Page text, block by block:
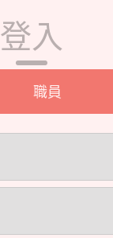
登入